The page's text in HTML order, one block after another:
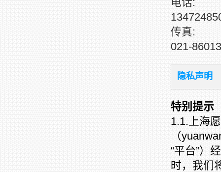
传真:
021-
隐私声明
特别提示
1.1.上海
（
“平台”）
时，我们